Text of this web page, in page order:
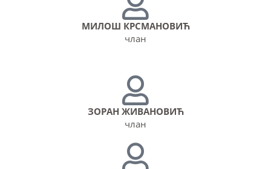
МИЛОШ КРСМАНОВИЋ
члан
ЗОРАН ЖИВАНОВИЋ
члан